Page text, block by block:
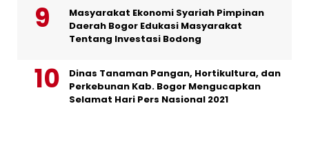
Masyarakat Ekonomi Syariah Pimpinan
Daerah Bogor Edukasi Masyarakat
Tentang Investasi Bodong
Dinas Tanaman Pangan, Hortikultura, dan
Perkebunan Kab. Bogor Mengucapkan
Selamat Hari Pers Nasional 2021